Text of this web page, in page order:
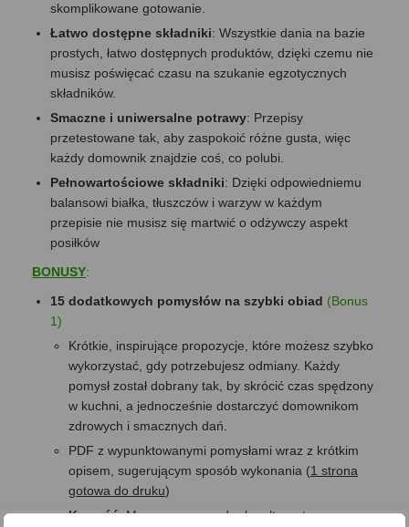
skomplikowane gotowanie.
Łatwo dostępne składniki: Wszystkie dania na bazie
prostych, łatwo dostępnych produktów, dzięki czemu nie
musisz poświęcać czasu na szukanie egzotycznych
składników.
Smaczne i uniwersalne potrawy: Przepisy
przetestowane tak, aby zaspokoić różne gusta, więc
każdy domownik znajdzie coś, co polubi.
Pełnowartościowe składniki: Dzięki odpowiedniemu
balansowi białka, tłuszczów i warzyw w każdym
przepisie nie musisz się martwić o odżywczy aspekt
posiłków
BONUSY:
15 dodatkowych pomysłów na szybki obiad (Bonus
1)
Krótkie, inspirujące propozycje, które możesz szybko
wykorzystać, gdy potrzebujesz odmiany. Każdy
pomysł został dobrany tak, by skrócić czas spędzony
w kuchni, a jednocześnie dostarczyć domownikom
zdrowych i smacznych dań.
PDF z wypunktowanymi pomysłami wraz z krótkim
opisem, sugerującym sposób wykonania (1 strona
gotowa do druku)
Korzyść: Masz zawsze pod ręką alternatywne